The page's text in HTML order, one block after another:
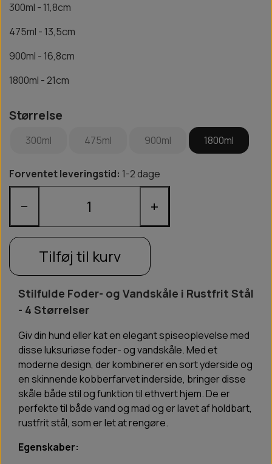
300ml - 11,8cm
475ml - 13,5cm
900ml - 16,8cm
1800ml - 21cm
Størrelse
300ml 475ml 900ml 1800ml
Forventet leveringstid: 1-2 dage
− +
Tilføj til kurv
Stilfulde Foder- og Vandskåle i Rustfrit Stål
- 4 Størrelser
Giv din hund eller kat en elegant spiseoplevelse med
disse luksuriøse foder- og vandskåle. Med et
moderne design, der kombinerer en sort yderside og
en skinnende kobberfarvet inderside, bringer disse
skåle både stil og funktion til ethvert hjem. De er
perfekte til både vand og mad og er lavet af holdbart,
rustfrit stål, som er let at rengøre.
Egenskaber: